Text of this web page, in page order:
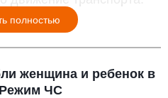
полностью
женщина и ребенок в
Режим ЧС